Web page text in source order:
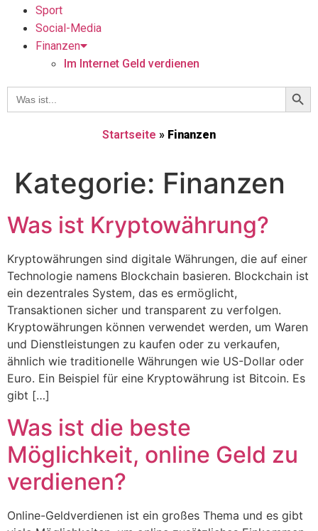
Sport
Social-Media
Finanzen
Im Internet Geld verdienen
Search
for:
Startseite » Finanzen
Kategorie: Finanzen
Was ist Kryptowährung?
Kryptowährungen sind digitale Währungen, die auf einer
Technologie namens Blockchain basieren. Blockchain ist
ein dezentrales System, das es ermöglicht,
Transaktionen sicher und transparent zu verfolgen.
Kryptowährungen können verwendet werden, um Waren
und Dienstleistungen zu kaufen oder zu verkaufen,
ähnlich wie traditionelle Währungen wie US-Dollar oder
Euro. Ein Beispiel für eine Kryptowährung ist Bitcoin. Es
gibt […]
Was ist die beste
Möglichkeit, online Geld zu
verdienen?
Online-Geldverdienen ist ein großes Thema und es gibt